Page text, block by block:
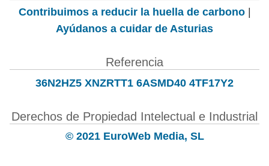
Contribuimos a reducir la huella de carbono|
Ayúdanos a cuidar de Asturias
Referencia
36N2HZ5 XNZRTT1 6ASMD40 4TF17Y2
Derechos de Propiedad Intelectual e Industrial
© 2021 EuroWeb Media, SL